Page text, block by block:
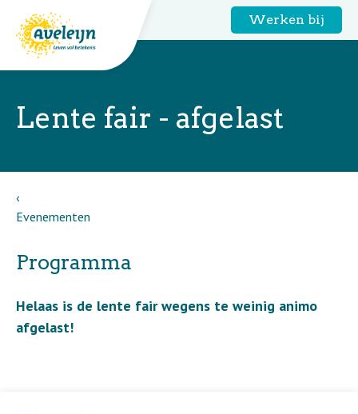
Werken bij
Lente fair - afgelast
Evenementen
Programma
Helaas is de lente fair wegens te weinig animo
afgelast!